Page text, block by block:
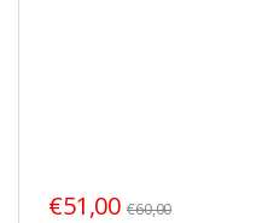
€51,00 €60,00